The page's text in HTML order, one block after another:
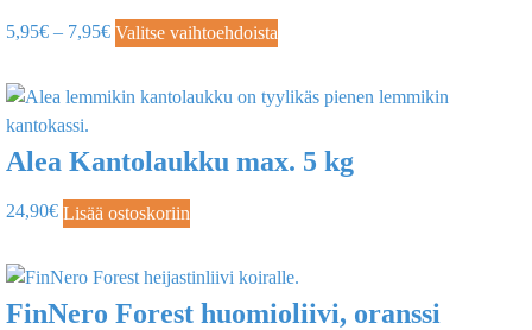
5,95€ – 7,95€ Valitse vaihtoehdoista
Alea Kantolaukku max. 5 kg
24,90€ Lisää ostoskoriin
FinNero Forest huomioliivi, oranssi